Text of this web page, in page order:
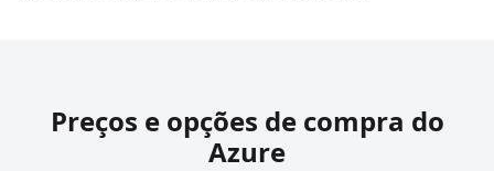
Preços e opções de compra do
Azure